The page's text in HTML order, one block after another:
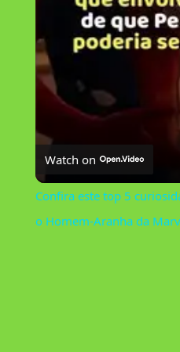
y
V
Watch on
Confira este top 5
o Homem-Aranha da